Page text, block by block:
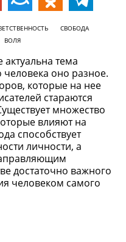
СВОБОДА
ВОЛЯ
тема
оно разное.
которые на нее
стараются
множество
влияют на
способствует
личности, а
достаточно важного
человеком самого